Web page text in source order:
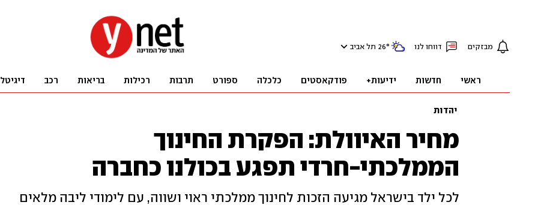
מבזקים דווחו לנו 26° תל אביב
ראשי חדשות ידיעות+ פודקאסטים כלכלה ספורט תרבות רכילות בריאות רכב דיגיטל
יהדות
מחיר האיוולת: הפקרת החינוך
הממלכתי-חרדי תפגע בכולנו כחברה
לכל ילד בישראל מגיעה הזכות לחינוך ממלכתי ראוי ושווה, עם לימודי ליבה מלאים